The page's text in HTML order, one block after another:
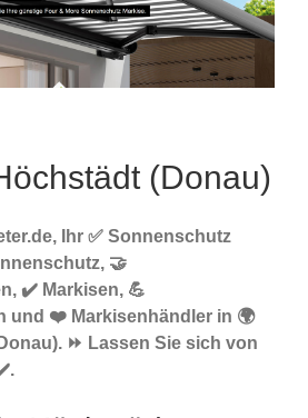
(Donau)
Ihr ✅ Sonnenschutz
🤝
✔️ Markisen, 💪
und ❤️ Markisenhändler in 🌍
⏩ Lassen Sie sich von